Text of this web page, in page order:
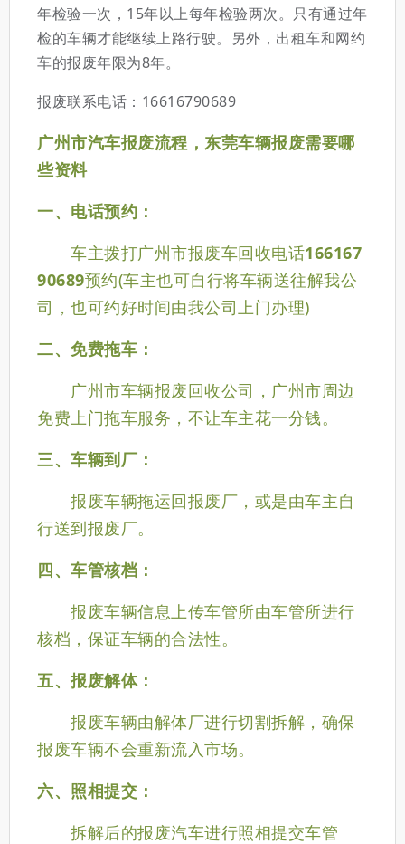
年检验一次，15年以上每年检验两次。只有通过年
检的车辆才能继续上路行驶。另外，出租车和网约
车的报废年限为8年。
报废联系电话：16616790689
广州市汽车报废流程，东莞车辆报废需要哪
些资料
一、电话预约：
车主拨打广州市报废车回收电话166167
90689预约(车主也可自行将车辆送往解我公
司，也可约好时间由我公司上门办理)
二、免费拖车：
广州市车辆报废回收公司，广州市周边
免费上门拖车服务，不让车主花一分钱。
三、车辆到厂：
报废车辆拖运回报废厂，或是由车主自
行送到报废厂。
四、车管核档：
报废车辆信息上传车管所由车管所进行
核档，保证车辆的合法性。
五、报废解体：
报废车辆由解体厂进行切割拆解，确保
报废车辆不会重新流入市场。
六、照相提交：
拆解后的报废汽车进行照相提交车管